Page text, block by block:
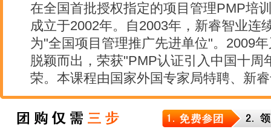
在全国首批授权指定的项目管理PMP培
成立于2002年。自2003年，新睿智业连
为"全国项目管理推广先进单位"。2009
脱颖而出，荣获"PMP认证引入中国十周
荣。本课程由国家外国专家局特聘、新